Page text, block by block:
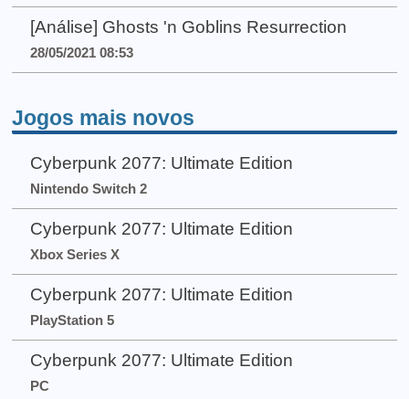
[Análise] Ghosts 'n Goblins Resurrection
28/05/2021 08:53
Jogos mais novos
Cyberpunk 2077: Ultimate Edition
Nintendo Switch 2
Cyberpunk 2077: Ultimate Edition
Xbox Series X
Cyberpunk 2077: Ultimate Edition
PlayStation 5
Cyberpunk 2077: Ultimate Edition
PC